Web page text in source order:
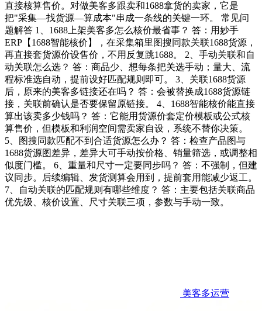
直接核算售价。对做美客多跟卖和1688拿货的卖家，它是
把"采集—找货源—算成本"串成一条线的关键一环。 常见问
题解答 1、1688上架美客多怎么核价最省事？ 答：用妙手
ERP【1688智能核价】，在采集箱里图搜同款关联1688货源，
再直接套货源价设售价，不用反复跳1688。 2、手动关联和自
动关联怎么选？ 答：商品少、想每条把关选手动；量大、流
程标准选自动，提前设好匹配规则即可。 3、关联1688货源
后，原来的美客多链接还在吗？ 答：会被替换成1688货源链
接，关联前确认是否要保留原链接。 4、1688智能核价能直接
算出该卖多少钱吗？ 答：它能用货源价套定价模板或公式核
算售价，但模板和利润空间需卖家自设，系统不替你决策。
5、图搜同款匹配不到合适货源怎么办？ 答：检查产品图与
1688货源图差异，差异大可手动按价格、销量筛选，或调整相
似度门槛。 6、重量和尺寸一定要同步吗？ 答：不强制，但建
议同步。后续编辑、发货测算会用到，提前套用能减少返工。
7、自动关联的匹配规则有哪些维度？ 答：主要包括关联商品
优先级、核价设置、尺寸关联三项，参数与手动一致。
美客多运营